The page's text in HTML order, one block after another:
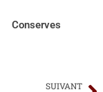
Conserves
SUIVANT